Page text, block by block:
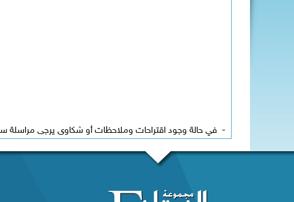
- في حالة وجود اقتراحات وملاحظات أو شكاوى يرجى مراسلة